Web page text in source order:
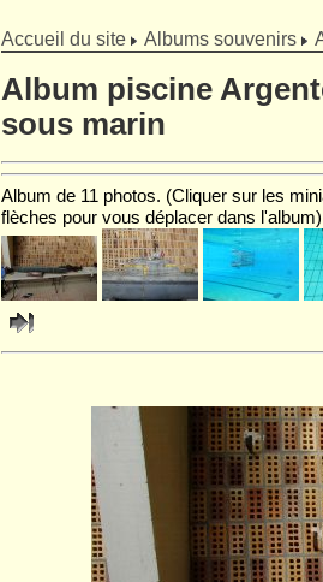
Accueil du site Albums souvenirs
Album piscine
sous marin
Album de 11 photos. (Cliquer sur les
flèches pour vous déplacer dans